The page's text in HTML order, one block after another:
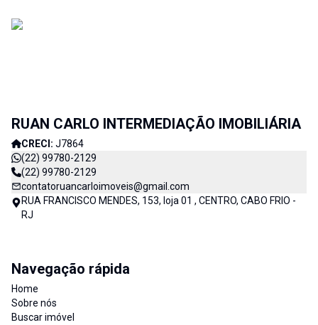
RUAN CARLO INTERMEDIAÇÃO IMOBILIÁRIA
CRECI: J7864
(22) 99780-2129
(22) 99780-2129
contatoruancarloimoveis@gmail.com
RUA FRANCISCO MENDES, 153, loja 01 , CENTRO, CABO FRIO -
RJ
Navegação rápida
Home
Sobre nós
Buscar imóvel